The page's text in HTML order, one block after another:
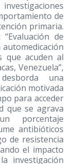
de
primaria.
de
que acuden al
Venezuela”,
una
motivada
para acceder
que se agrava
porcentaje
antibióticos
de resistencia
el impacto
investigación